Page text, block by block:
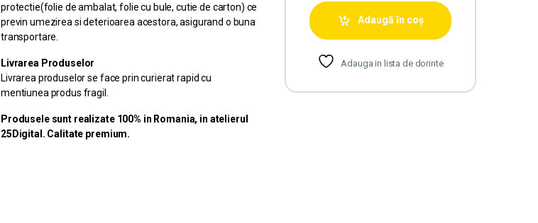
protectie(folie de ambalat, folie cu bule, cutie de carton) ce
previn umezirea si deterioarea acestora, asigurand o buna
transportare.
Livrarea Produselor
Livrarea produselor se face prin curierat rapid cu
mentiunea produs fragil.
Produsele sunt realizate 100% in Romania, in atelierul
25Digital. Calitate premium.
Adaugă în coș
Adauga in lista de dorinte